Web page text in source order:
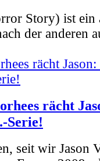
Story) ist ein
der anderen
rächt
Serie!
seit wir Jason